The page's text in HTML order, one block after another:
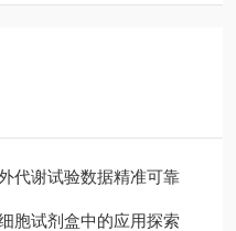
代谢试验数据精准可靠
胞试剂盒中的应用探索